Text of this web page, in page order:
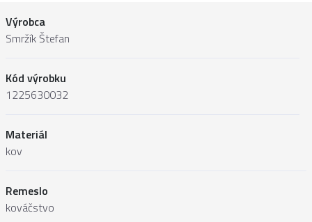
Výrobca
Smržík Štefan
Kód výrobku
1225630032
Materiál
kov
Remeslo
kováčstvo